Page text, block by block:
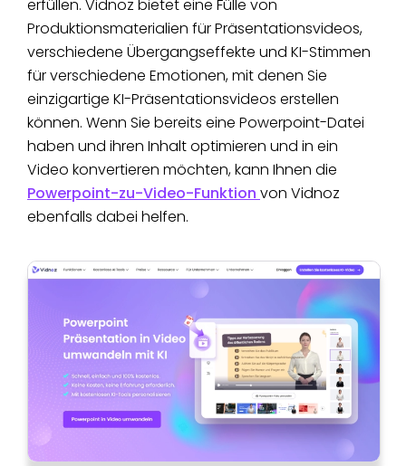
erfüllen. Vidnoz bietet eine Fülle von
Produktionsmaterialien für Präsentationsvideos,
verschiedene Übergangseffekte und KI-Stimmen
für verschiedene Emotionen, mit denen Sie
einzigartige KI-Präsentationsvideos erstellen
können. Wenn Sie bereits eine Powerpoint-Datei
haben und ihren Inhalt optimieren und in ein
Video konvertieren möchten, kann Ihnen die
Powerpoint-zu-Video-Funktion von Vidnoz
ebenfalls dabei helfen.